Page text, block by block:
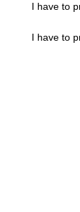
I have to
I have to